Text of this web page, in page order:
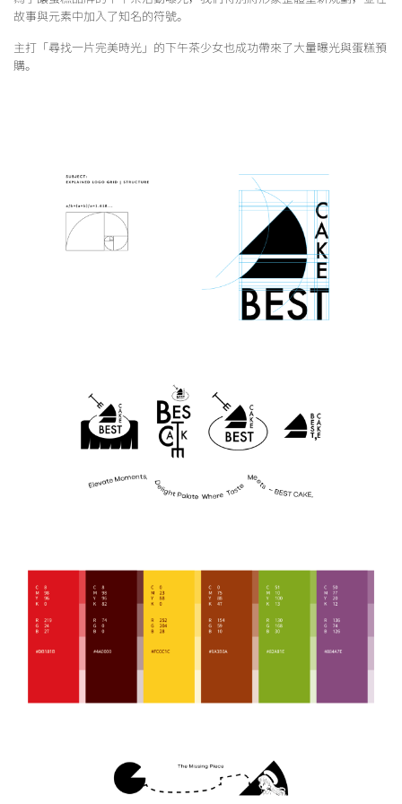
故事與元素中加入了知名的符號。
主打「尋找一片完美時光」的下午茶少女也成功帶來了大量曝光與蛋糕預
購。